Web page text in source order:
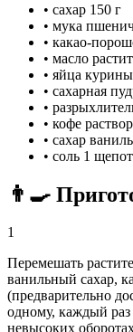
• сахар 150 г
• мука
• какао-
• масло
• яйца
• сахарная
•
• кофе
• сахар
• соль 1
👨‍🍳
1
Перемешать
ванильный сахар,
(предварительно
одному, каждый
невысоких